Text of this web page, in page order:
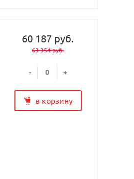
60 187 руб.
63 354 руб.
- +
в корзину